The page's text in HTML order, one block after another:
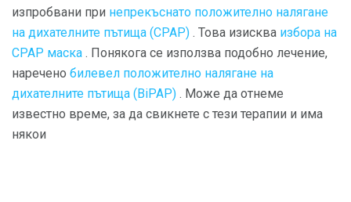
изпробвани при непрекъснато положително налягане
на дихателните пътища (CPAP) . Това изисква избора на
CPAP маска . Понякога се използва подобно лечение,
наречено билевел положително налягане на
дихателните пътища (BiPAP) . Може да отнеме
известно време, за да свикнете с тези терапии и има
някои